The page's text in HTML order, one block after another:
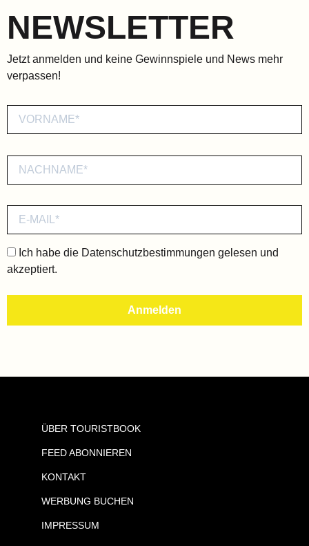
NEWSLETTER
Jetzt anmelden und keine Gewinnspiele und News mehr
verpassen!
Ich habe die Datenschutzbestimmungen gelesen und
akzeptiert.
ÜBER TOURISTBOOK
FEED ABONNIEREN
KONTAKT
WERBUNG BUCHEN
IMPRESSUM